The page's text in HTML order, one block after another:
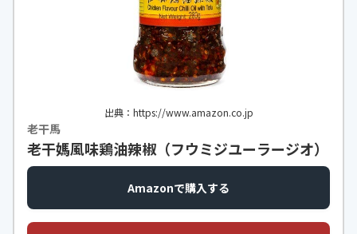
出典：https://www.amazon.co.jp
老干馬
老干媽風味鶏油辣椒（フウミジユーラージオ）
Amazonで購入する